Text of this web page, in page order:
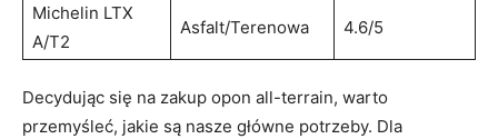
Michelin LTX ​
A/T2
Asfalt/Terenowa 4.6/5
Decydując się na zakup opon all-terrain, warto⁤
przemyśleć, jakie są ⁢nasze główne​ potrzeby. Dla